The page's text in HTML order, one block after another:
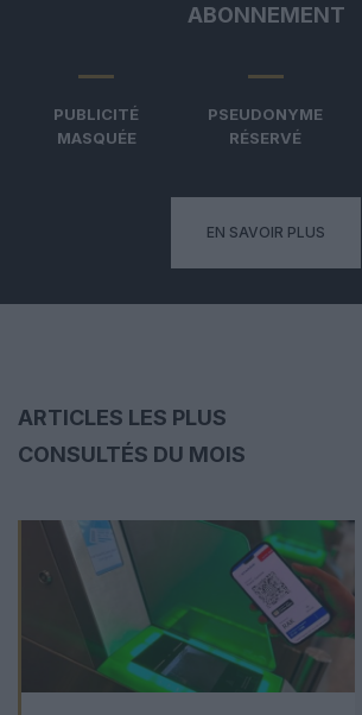
ABONNEMENT
PUBLICITÉ
MASQUÉE
PSEUDONYME
RÉSERVÉ
EN SAVOIR PLUS
ARTICLES LES PLUS
CONSULTÉS DU MOIS